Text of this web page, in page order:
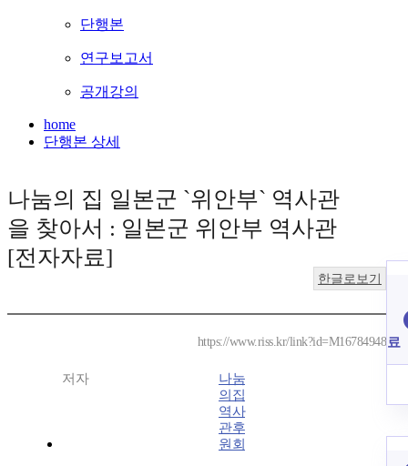
단행본
연구보고서
공개강의
home
단행본 상세
나눔의 집 일본군 `위안부` 역사관
을 찾아서 : 일본군 위안부 역사관
[전자자료]
한글로보기
https://www.riss.kr/link?id=M16784948
저자
나눔
의집
역사
관후
원회
료